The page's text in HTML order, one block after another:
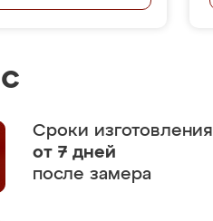
Сроки изготовления
от 7 дней
после замера